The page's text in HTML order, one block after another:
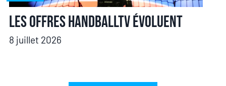
Les offres HandballTV évoluent
8 juillet 2026